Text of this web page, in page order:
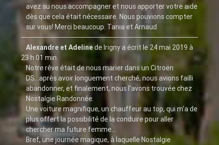
avez su nous accompagner et nous apporter votre aide
dès que cela était nécessaire. Nous pouvions compter
sur vous! Merci beaucoup. Tania et Arnaud
Alexandre et AdelinedeIrigny a écrit le24 mai 2019 à
23 h 01 min
Notre rêve était de nous marier dans un Citroën
DS...après avoir longuement cherché, nous avions failli
abandonner, et finalement, nous l'avons trouvée chez
Nostalgie Randonnée.
Une voiture magnifique, un chauffeur au top, qui m'a de
plus offert la possibilité de la conduire pour aller
chercher ma future femme...
Bref, une journée magique, à laquelle Nostalgie